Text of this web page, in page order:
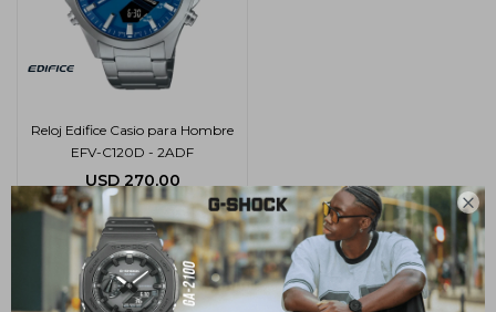

Reloj Edifice Casio para Hombre
EFV-C120D - 2ADF
USD 270,00